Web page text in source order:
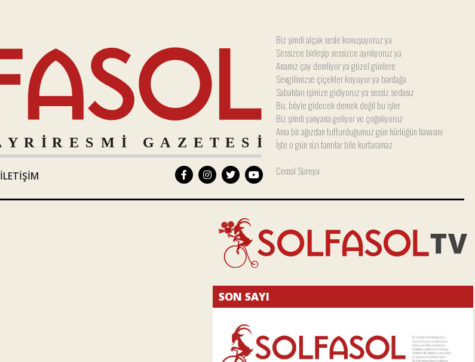
İLETİŞİM
Biz şimdi alçak sesle konuşuyoruz ya
Sessizce birleşip sessizce ayrılıyoruz ya
Anamız çay demliyor ya güzel günlere
Sevgilimizse çiçekler koyuyor ya bardağa
Sabahları işimize gidiyoruz ya sessiz sedasız
Bu, böyle gidecek demek değil bu işler
Biz şimdi yanyana geliyor ve çoğalıyoruz
Ama bir ağızdan tutturduğumuz gün hürlüğün havasını
İşte o gün sizi tanrılar bile kurtaramaz
Cemal Süreya
SON SAYI